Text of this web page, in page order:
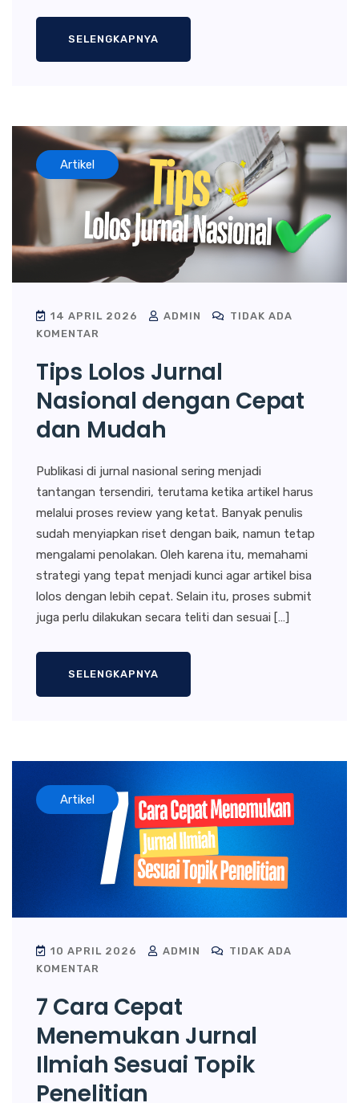
SELENGKAPNYA
Artikel
14 APRIL 2026 ADMIN
TIDAK ADA
KOMENTAR
Tips Lolos Jurnal
Nasional dengan Cepat
dan Mudah
Publikasi di jurnal nasional sering menjadi
tantangan tersendiri, terutama ketika artikel harus
melalui proses review yang ketat. Banyak penulis
sudah menyiapkan riset dengan baik, namun tetap
mengalami penolakan. Oleh karena itu, memahami
strategi yang tepat menjadi kunci agar artikel bisa
lolos dengan lebih cepat. Selain itu, proses submit
juga perlu dilakukan secara teliti dan sesuai […]
SELENGKAPNYA
Artikel
10 APRIL 2026 ADMIN
TIDAK ADA
KOMENTAR
7 Cara Cepat
Menemukan Jurnal
Ilmiah Sesuai Topik
Penelitian